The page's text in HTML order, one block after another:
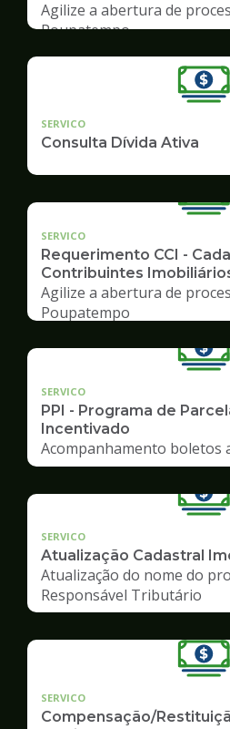
Agilize a abertura de
Poupatempo
SERVICO
Consulta Dívida Ativa
SERVICO
Requerimento CCI -
Contribuintes
Agilize a abertura de
Poupatempo
SERVICO
PPI - Programa de
Incentivado
Acompanhamento boletos
SERVICO
Atualização Cadastral
Atualização do nome do
Responsável Tributário
SERVICO
Compensação/